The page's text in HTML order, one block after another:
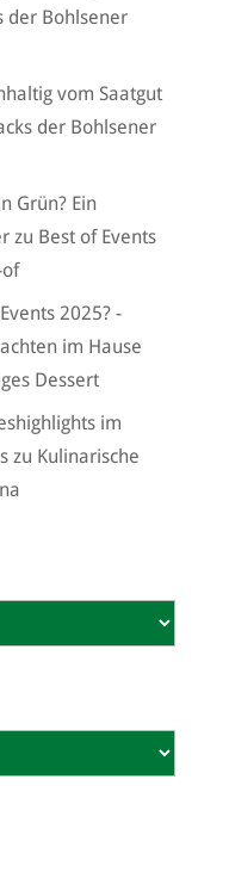
der Bohlsener
vom Saatgut
der Bohlsener
Grün? Ein
zu Best of Events
2025? -
im Hause
Dessert
im
zu Kulinarische